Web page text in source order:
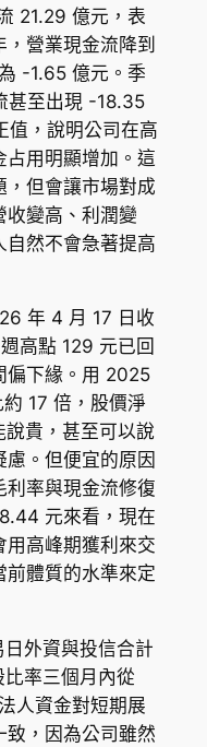
21.29 億元，表
營業現金流降到
-1.65 億元。季
甚至出現 -18.35
值，說明公司在高
占用明顯增加。這
但會讓市場對成
收變高、利潤變
自然不會急著提高
年 4 月 17 日收
高點 129 元已回
偏下緣。用 2025
17 倍，股價淨
貴，甚至可以說
。但便宜的原因
率與現金流修復
元來看，現在
用高峰期獲利來交
體質的水準來定
外資與投信合計
率三個月內從
人資金對短期展
，因為公司雖然